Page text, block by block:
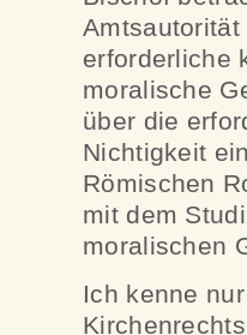
erforderliche
moralische
über die
Nichtigkeit
Römischen
mit dem
moralischen
Ich kenne